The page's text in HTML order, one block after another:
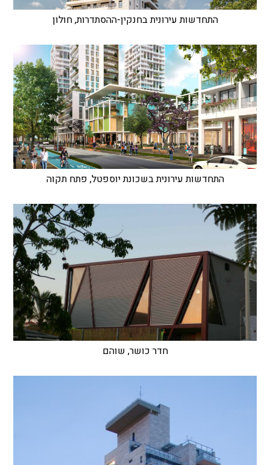
התחדשות עירונית בחנקין-ההסתדרות, חולון
התחדשות עירונית בשכונת יוספטל, פתח תקוה
חדר כושר, שוהם